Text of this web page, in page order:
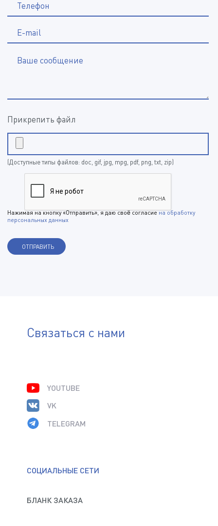
Телефон
E-mail
Ваше сообщение
Прикрепить файл
(Доступные типы файлов: doc, gif, jpg, mpg, pdf, png, txt, zip)
Нажимая на кнопку «Отправить», я даю своё согласиена обработку
персональных данных
Связаться с нами
СОЦИАЛЬНЫЕ СЕТИ
БЛАНК ЗАКАЗА
YOUTUBE
VK
TELEGRAM